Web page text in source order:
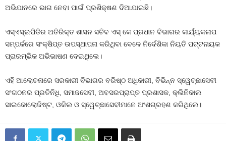
ଅଭିଯାନରେ ଭାଗ ନେବା ପାଇଁ ପ୍ରଶିକ୍ଷଣ ଦିଆଯାଇଛି।
ଏସ୍ଏସ୍ଇପିଡିର ଅତିରିକ୍ତ ଶାସନ ସଚିବ ଏସ୍ କେ ପ୍ରଧାନ ବିଭାଗର କାର୍ଯ୍ୟକଳାପ
ସମ୍ପର୍କରେ ସଂକ୍ଷିପ୍ତ ଉପସ୍ଥାପନା କରିଥିବା ବେଳେ ନିର୍ଦେଶିକା ନିୟତି ପଟ୍ଟନାୟକ
ପ୍ରାରମ୍ଭିକ ଅଭିଭାଷଣ ଦେଇଥିଲେ।
ଏହି ଆଲୋଚନାରେ ସରକାରୀ ବିଭାଗର ବରିଷ୍ଠ ଅଧିକାରୀ, ବିଭିନ୍ନ ସ୍ୱେଚ୍ଛାସେବୀ
ସଂଗଠନର ପ୍ରତିନିଧି, ସମାଜସେବୀ, ଅବସରପ୍ରାପ୍ତ ପ୍ରଶାସକ, କ୍ଲିନିକାଲ
ସାଇକୋଲୋଜିଷ୍ଟ, ଓକିଲ ଓ ସ୍ୱେଚ୍ଛାସେବୀମାନେ ଅଂଶଗ୍ରହଣ କରିଥିଲେ।